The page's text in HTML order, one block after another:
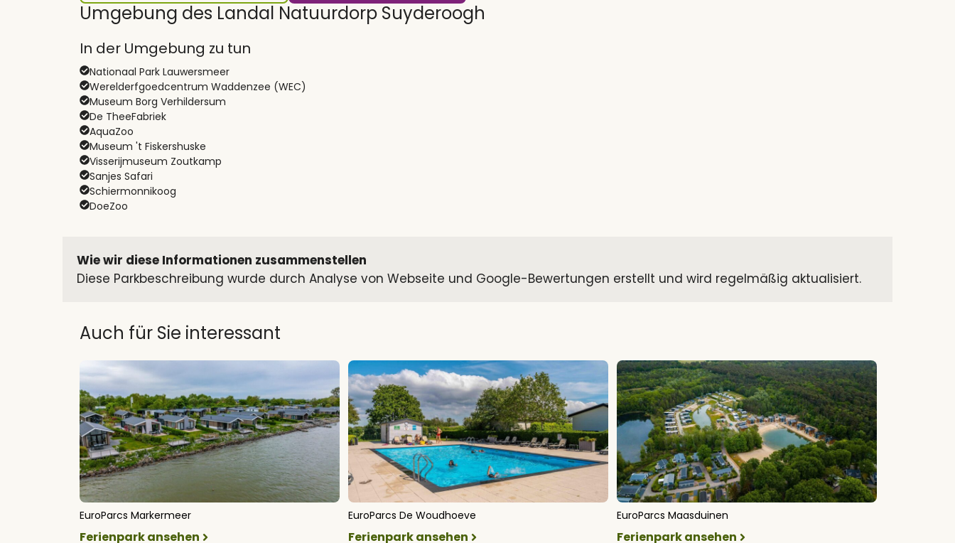
Umgebung des Landal Natuurdorp Suyderoogh
In der Umgebung zu tun
Nationaal Park Lauwersmeer
Werelderfgoedcentrum Waddenzee (WEC)
Museum Borg Verhildersum
De TheeFabriek
AquaZoo
Museum 't Fiskershuske
Visserijmuseum Zoutkamp
Sanjes Safari
Schiermonnikoog
DoeZoo
Wie wir diese Informationen zusammenstellen
Diese Parkbeschreibung wurde durch Analyse von Webseite und Google-Bewertungen erstellt und wird regelmäßig aktualisiert.
Auch für Sie interessant
EuroParcs Markermeer
Ferienpark ansehen
EuroParcs De Woudhoeve
Ferienpark ansehen
EuroParcs Maasduinen
Ferienpark ansehen